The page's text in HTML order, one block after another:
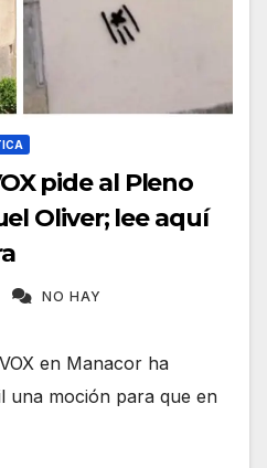
pide al Pleno
Oliver; lee aquí
NO HAY
en Manacor ha
una moción para que en